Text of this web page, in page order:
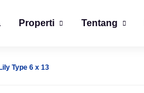
Properti Tentang
Lily Type 6 x 13